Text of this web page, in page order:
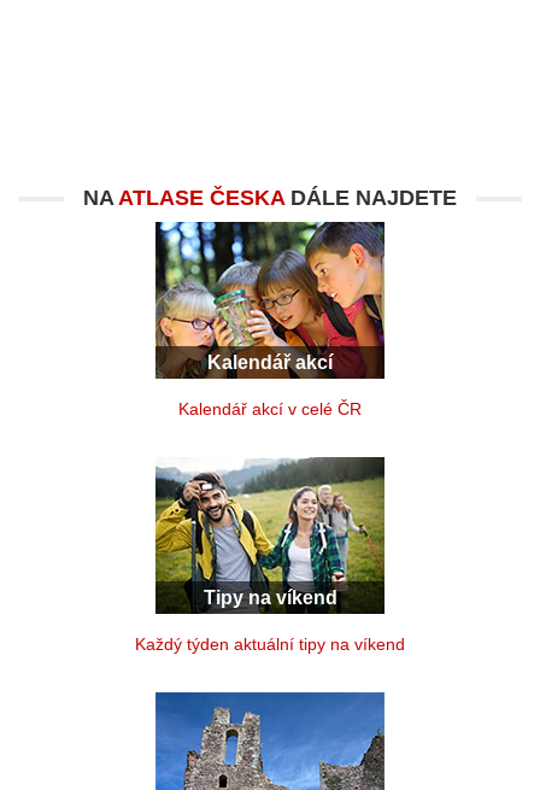
NAATLASE ČESKADÁLE NAJDETE
Kalendář akcí
Kalendář akcí v celé ČR
Tipy na víkend
Každý týden aktuální tipy na víkend